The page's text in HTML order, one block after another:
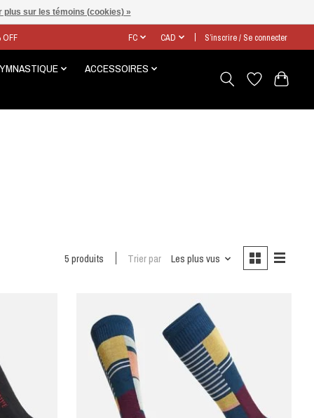
OFF FC CAD S’inscrire / Se connecter
ACCESSOIRES
5 produits Trier par Les plus vus
plus sur les témoins (cookies) »